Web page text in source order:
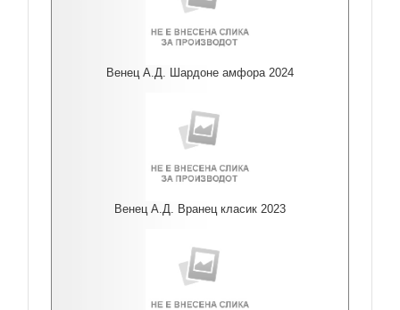
Венец А.Д. Шардоне амфора 2024
Венец А.Д. Вранец класик 2023